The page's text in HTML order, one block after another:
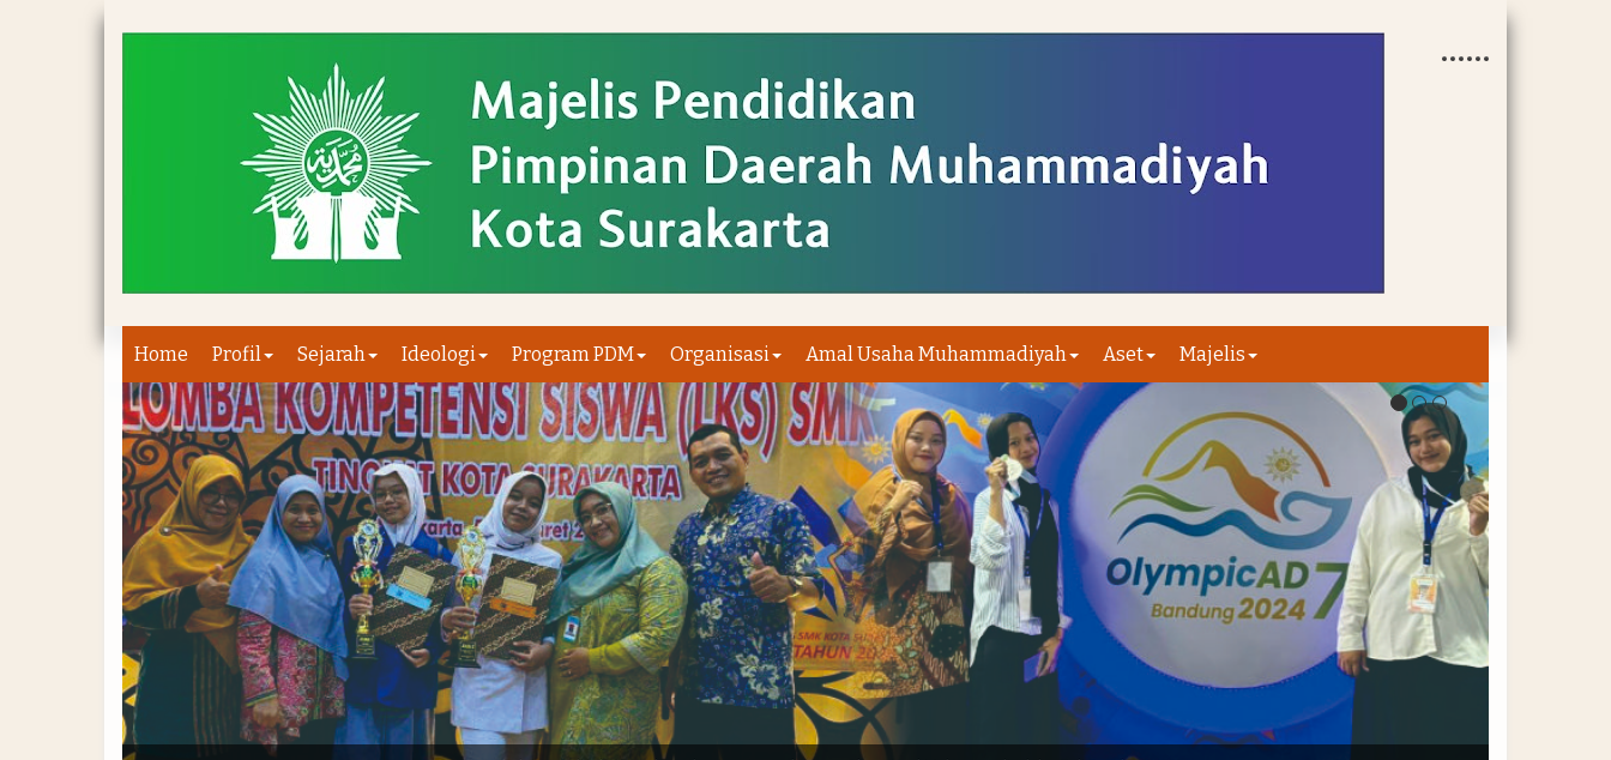
Home Profil Sejarah Ideologi Program PDM Organisasi Amal Usaha Muhammadiyah Aset Majelis
Sabtu, 19 November 2022. (dari kiri) Pertunjukan Tapak Suci Perguruan Muhammadiyah ( TSPM ) di Stadion Manahan Solo || Ir. H. Joko Widodo selaku Presiden RI membuka Acara Muktamar